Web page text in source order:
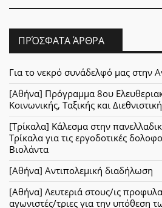
ΠΡΌΣΦΑΤΑ ΆΡΘΡΑ
Για το νεκρό συνάδελφό μας στην
[Αθήνα] Πρόγραμμα 8ου
Κοινωνικής, Ταξικής και
[Τρίκαλα] Κάλεσμα στην
Τρίκαλα για τις εργοδοτικές
Βιολάντα
[Αθήνα] Αντιπολεμική διαδήλωση
[Αθήνα] Λευτεριά στους/ις
αγωνιστές/τριες για την υπόθεση